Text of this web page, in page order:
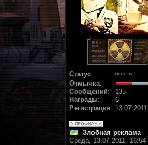
Статус:
Отмычка:
Сообщений:
135
Награды:
6
Регистрация: 13.07.2011
Злобная реклама
Среда, 13.07.2011, 16:54